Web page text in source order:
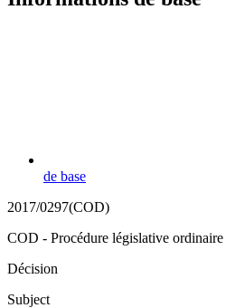
de base
2017/0297(COD)
COD - Procédure législative
Décision
Subject